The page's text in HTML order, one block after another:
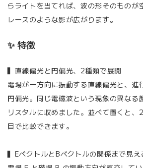
らライトを当てれば、波の形そのものが
レースのような影が広がります。
✨ 特徴
▍直線偏光と円偏光、2種類で展開
電場が一方向に振動する直線偏光と、進
円偏光。同じ電磁波という現象の異なる
リスタルに収めました。並べて置くと、
目で比較できます。
▍EベクトルとBベクトルの関係まで見え